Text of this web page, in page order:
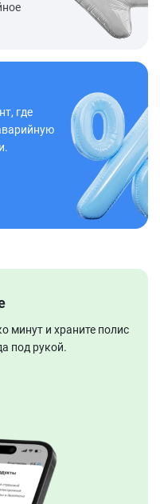
где
минут и храните полис
под рукой.